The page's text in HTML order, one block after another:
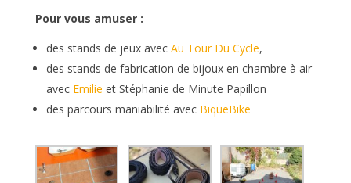
Pour vous amuser :
des stands de jeux avec Au Tour Du Cycle,
des stands de fabrication de bijoux en chambre à air
avec Emilie et Stéphanie de Minute Papillon
des parcours maniabilité avec BiqueBike